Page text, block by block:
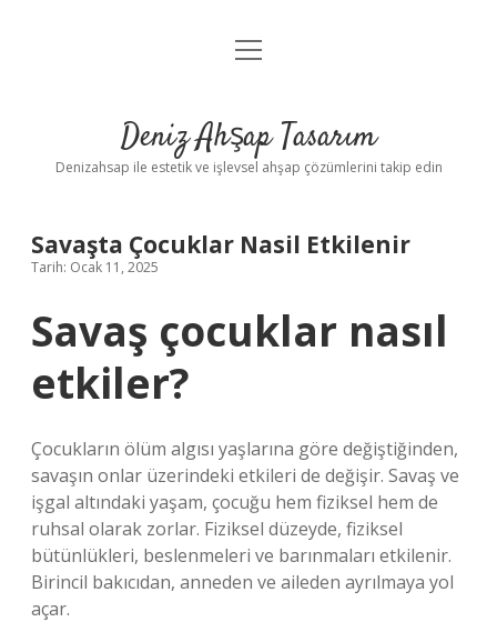
Anasayfa
Yasal Uyarı
menüyü
Deniz Ahşap Tasarım
Denizahsap ile estetik ve işlevsel ahşap çözümlerini takip edin
Savaşta Çocuklar Nasil Etkilenir
Tarih: Ocak 11, 2025
Savaş çocuklar nasıl
etkiler?
Çocukların ölüm algısı yaşlarına göre değiştiğinden,
savaşın onlar üzerindeki etkileri de değişir. Savaş ve
işgal altındaki yaşam, çocuğu hem fiziksel hem de
ruhsal olarak zorlar. Fiziksel düzeyde, fiziksel
bütünlükleri, beslenmeleri ve barınmaları etkilenir.
Birincil bakıcıdan, anneden ve aileden ayrılmaya yol
açar.